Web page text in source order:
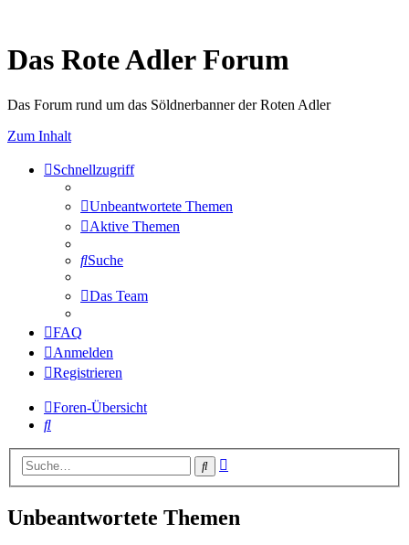
Das Rote Adler Forum
Das Forum rund um das Söldnerbanner der Roten Adler
Zum Inhalt
Schnellzugriff
Unbeantwortete Themen
Aktive Themen
Suche
Das Team
FAQ
Anmelden
Registrieren
Foren-Übersicht
Suche
Suche
Unbeantwortete Themen